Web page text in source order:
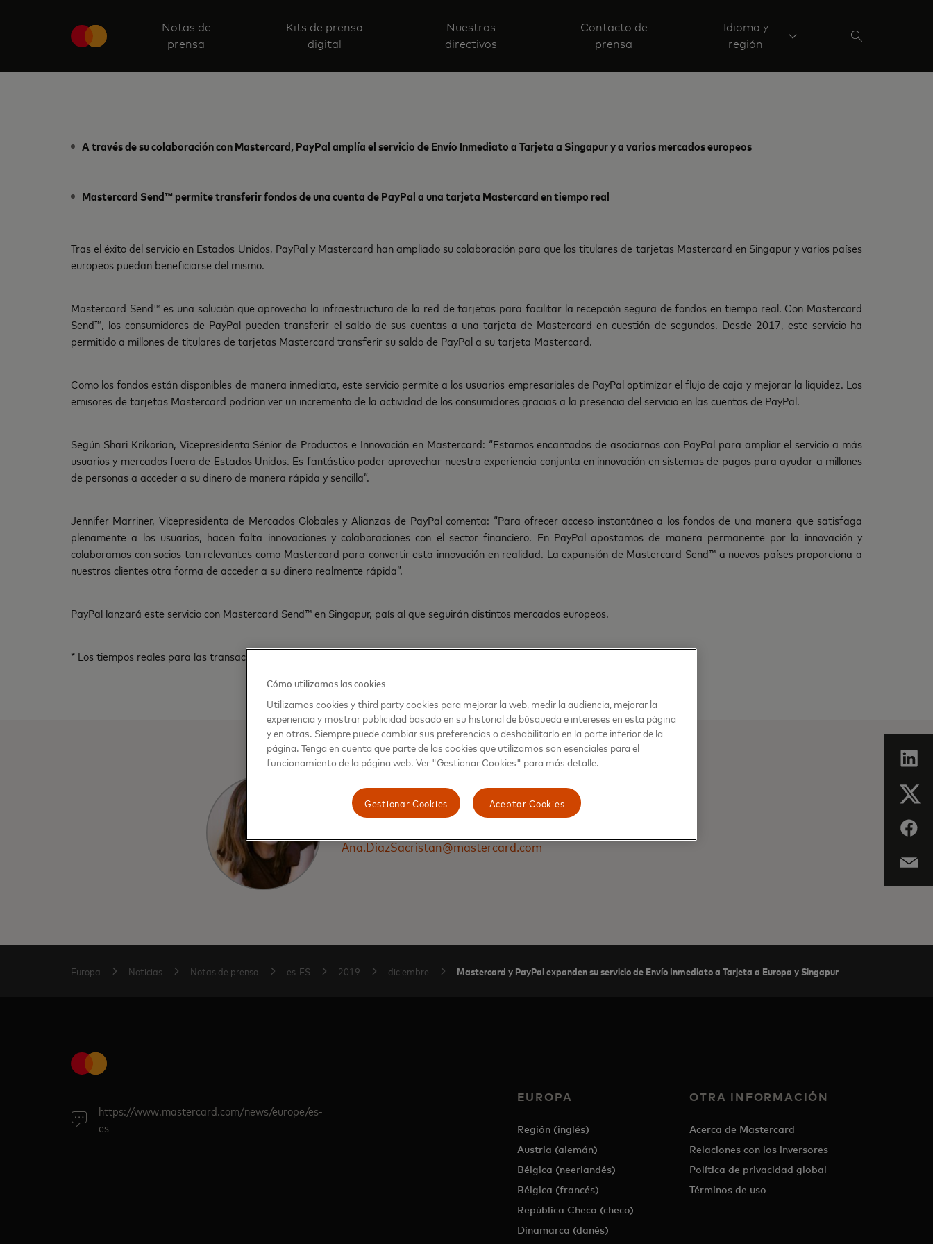
Notas de
prensa
Kits de prensa
digital
Nuestros
directivos
Contacto de
prensa
Idioma y
región
A través de su colaboración con Mastercard, PayPal amplía el servicio de Envío Inmediato a Tarjeta a Singapur y a varios mercados europeos
Mastercard Send™ permite transferir fondos de una cuenta de PayPal a una tarjeta Mastercard en tiempo real
Tras el éxito del servicio en Estados Unidos, PayPal y Mastercard han ampliado su colaboración para que los titulares de tarjetas Mastercard en Singapur y varios países
europeos puedan beneficiarse del mismo.
Mastercard Send™ es una solución que aprovecha la infraestructura de la red de tarjetas para facilitar la recepción segura de fondos en tiempo real. Con Mastercard
Send™, los consumidores de PayPal pueden transferir el saldo de sus cuentas a una tarjeta de Mastercard en cuestión de segundos. Desde 2017, este servicio ha
permitido a millones de titulares de tarjetas Mastercard transferir su saldo de PayPal a su tarjeta Mastercard.
Como los fondos están disponibles de manera inmediata, este servicio permite a los usuarios empresariales de PayPal optimizar el flujo de caja y mejorar la liquidez. Los
emisores de tarjetas Mastercard podrían ver un incremento de la actividad de los consumidores gracias a la presencia del servicio en las cuentas de PayPal.
Según Shari Krikorian, Vicepresidenta Sénior de Productos e Innovación en Mastercard: “Estamos encantados de asociarnos con PayPal para ampliar el servicio a más
usuarios y mercados fuera de Estados Unidos. Es fantástico poder aprovechar nuestra experiencia conjunta en innovación en sistemas de pagos para ayudar a millones
de personas a acceder a su dinero de manera rápida y sencilla”.
Jennifer Marriner, Vicepresidenta de Mercados Globales y Alianzas de PayPal comenta: “Para ofrecer acceso instantáneo a los fondos de una manera que satisfaga
plenamente a los usuarios, hacen falta innovaciones y colaboraciones con el sector financiero. En PayPal apostamos de manera permanente por la innovación y
colaboramos con socios tan relevantes como Mastercard para convertir esta innovación en realidad. La expansión de Mastercard Send™ a nuevos países proporciona a
nuestros clientes otra forma de acceder a su dinero realmente rápida”.
PayPal lanzará este servicio con Mastercard Send™ en Singapur, país al que seguirán distintos mercados europeos.
* Los tiempos reales para las transacciones aprobadas dependerán de la institución financiera receptora.
ANA DÍAZ SACRISTAN
Ana.DiazSacristan@mastercard.com
Europa Noticias Notas de prensa es-ES 2019 diciembre Mastercard y PayPal expanden su servicio de Envío Inmediato a Tarjeta a Europa y Singapur
https://www.mastercard.com/news/europe/es-
es
EUROPA
Región (inglés)
Austria (alemán)
Bélgica (neerlandés)
Bélgica (francés)
República Checa (checo)
Dinamarca (danés)
OTRA INFORMACIÓN
Acerca de Mastercard
Relaciones con los inversores
Política de privacidad global
Términos de uso
Cómo utilizamos las cookies
Utilizamos cookies y third party cookies para mejorar la web, medir la audiencia, mejorar la
experiencia y mostrar publicidad basado en su historial de búsqueda e intereses en esta página
y en otras. Siempre puede cambiar sus preferencias o deshabilitarlo en la parte inferior de la
página. Tenga en cuenta que parte de las cookies que utilizamos son esenciales para el
funcionamiento de la página web. Ver "Gestionar Cookies" para más detalle.
Aceptar Cookies
Gestionar Cookies